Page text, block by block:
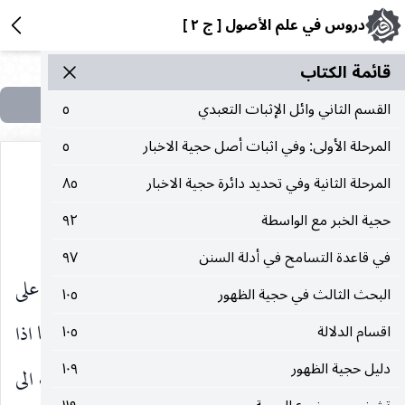
دروس في علم الأصول [ ج ٢ ]
قائمة الکتاب
القسم الثاني وائل الإثبات التعبدي
٥
المرحلة الأولى: وفي اثبات أصل حجية الاخبار
٥
المرحلة الثانية وفي تحديد دائرة حجية الاخبار
٨٥
حجية الخبر مع الواسطة
٩٢
في قاعدة التسامح في أدلة السنن
٩٧
البحث الثالث في حجية الظهور
١٠٥
اقسام الدلالة
١٠٥
دليل حجية الظهور
١٠٩
(حجية الدليل العقلي)
الدليل العقلي ان كان ظنيا فهو بحاجة الى دليل على
حجيّته ، ولا دليل على حجية الظنون العقلية
، وامّا اذا
كان قطعيا فهو حجة من اجل حجية القطع ، ونسب الى